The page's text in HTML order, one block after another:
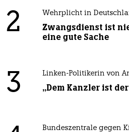
2 Wehrplicht in
Zwangsdienst ist
eine gute Sache
3 Linken-Politikerin von
„Dem Kanzler ist
Bundeszentrale gegen